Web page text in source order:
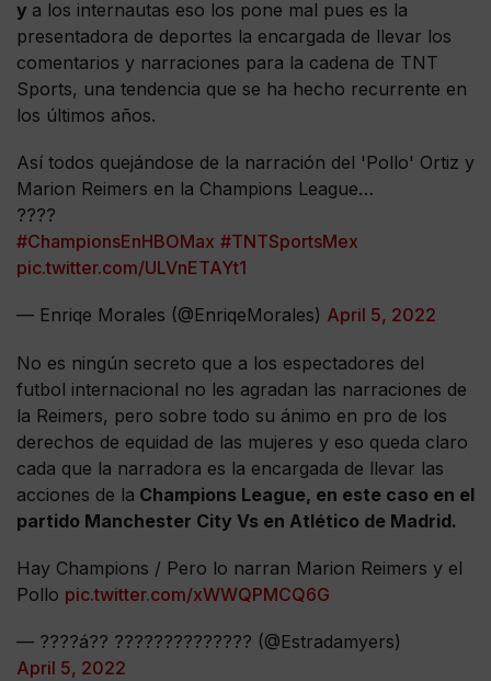
y a los internautas eso los pone mal pues es la
presentadora de deportes la encargada de llevar los
comentarios y narraciones para la cadena de TNT
Sports, una tendencia que se ha hecho recurrente en
los últimos años.
Así todos quejándose de la narración del 'Pollo' Ortiz y
Marion Reimers en la Champions League…
????
#ChampionsEnHBOMax #TNTSportsMex
pic.twitter.com/ULVnETAYt1
— Enriqe Morales (@EnriqeMorales) April 5, 2022
No es ningún secreto que a los espectadores del
futbol internacional no les agradan las narraciones de
la Reimers, pero sobre todo su ánimo en pro de los
derechos de equidad de las mujeres y eso queda claro
cada que la narradora es la encargada de llevar las
acciones de la Champions League, en este caso en el
partido Manchester City Vs en Atlético de Madrid.
Hay Champions / Pero lo narran Marion Reimers y el
Pollo pic.twitter.com/xWWQPMCQ6G
— ????á?? ?????????????? (@Estradamyers)
April 5, 2022